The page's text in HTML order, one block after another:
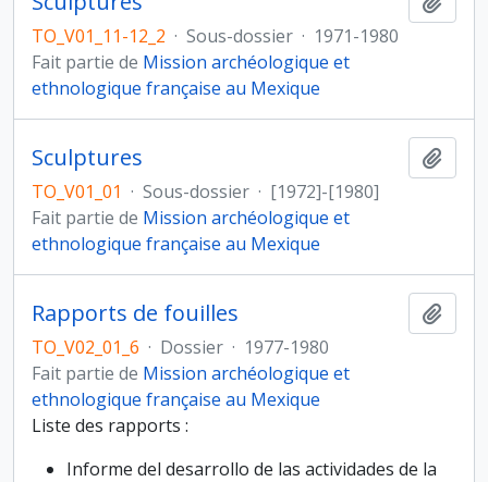
TO_V01_11-12_2 · Sous-dossier · 1971-1980
Fait partie de Mission archéologique et
ethnologique française au Mexique
Sculptures
TO_V01_01 · Sous-dossier · [1972]-[1980]
Fait partie de Mission archéologique et
ethnologique française au Mexique
Rapports de fouilles
TO_V02_01_6 · Dossier · 1977-1980
Fait partie de Mission archéologique et
ethnologique française au Mexique
Liste des rapports :
Informe del desarrollo de las actividades de la